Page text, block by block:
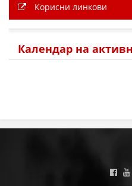
Корисни линкови
Календар на